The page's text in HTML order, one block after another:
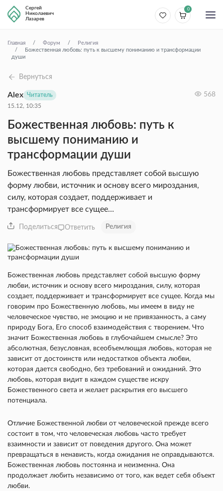
Сергей
Николаевич
Лазарев
0
Главная Форум
Религия
Божественная любовь: путь к высшему пониманию и трансформации
души
Вернуться
Alex Читатель
15.12, 10:35
568
Божественная любовь: путь к
высшему пониманию и
трансформации души
Божественная любовь представляет собой высшую
форму любви, источник и основу всего мироздания,
силу, которая создает, поддерживает и
трансформирует все сущее…
Поделиться Ответить Религия
Божественная любовь представляет собой высшую форму
любви, источник и основу всего мироздания, силу, которая
создает, поддерживает и трансформирует все сущее. Когда мы
говорим про Божественную любовь, мы имеем в виду не
человеческое чувство, не эмоцию и не привязанность, а саму
природу Бога, Его способ взаимодействия с творением. Что
значит Божественная любовь в глубочайшем смысле? Это
абсолютная, безусловная, всеобъемлющая любовь, которая не
зависит от достоинств или недостатков объекта любви,
которая дается свободно, без требований и ожиданий. Это
любовь, которая видит в каждом существе искру
Божественного света и желает раскрытия его высшего
потенциала.
Отличие Божественной любви от человеческой прежде всего
состоит в том, что человеческая любовь часто требует
взаимности и зависит от поведения другого. Она может
превращаться в ненависть, когда ожидания не оправдываются.
Божественная любовь постоянна и неизменна. Она
продолжает любить независимо от того, как ведет себя объект
любви.